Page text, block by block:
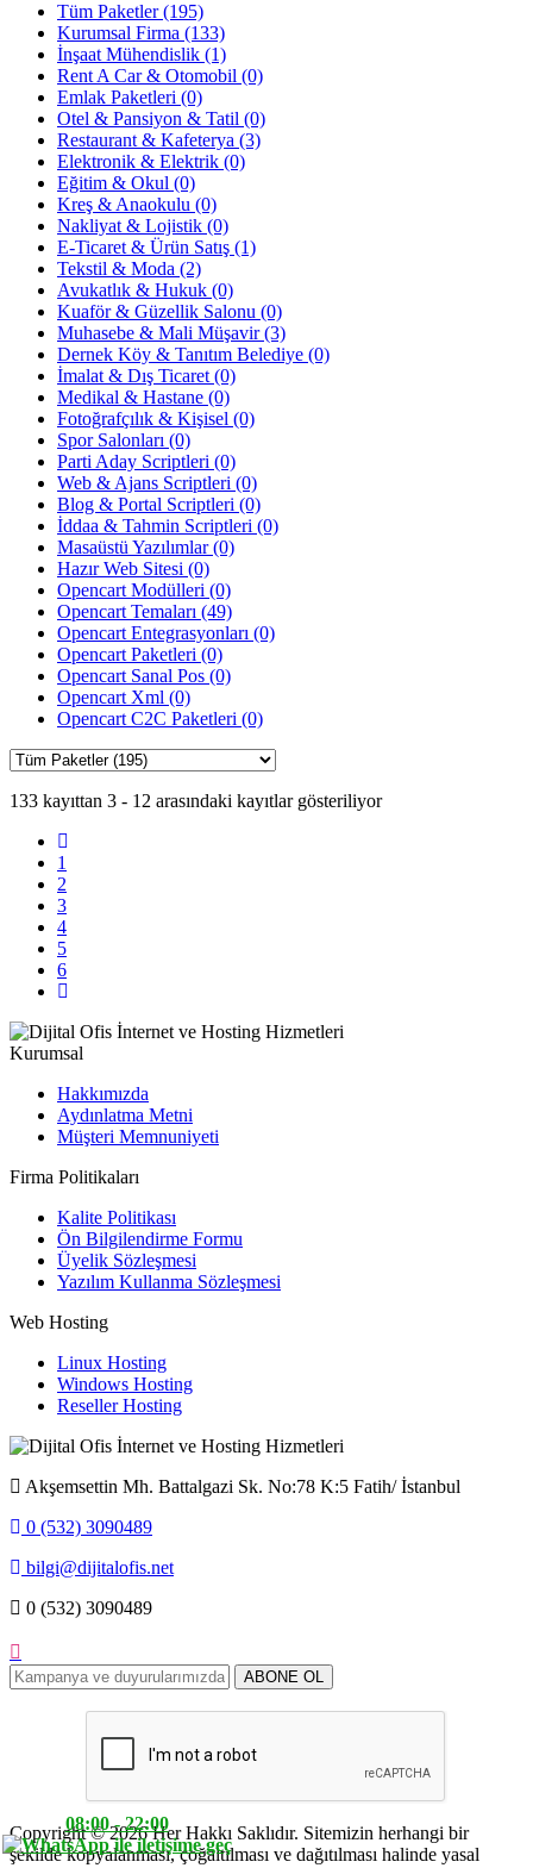
08:00 - 22:00
Tüm Paketler (195)
Kurumsal Firma (133)
İnşaat Mühendislik (1)
Rent A Car & Otomobil (0)
Emlak Paketleri (0)
Otel & Pansiyon & Tatil (0)
Restaurant & Kafeterya (3)
Elektronik & Elektrik (0)
Eğitim & Okul (0)
Kreş & Anaokulu (0)
Nakliyat & Lojistik (0)
E-Ticaret & Ürün Satış (1)
Tekstil & Moda (2)
Avukatlık & Hukuk (0)
Kuaför & Güzellik Salonu (0)
Muhasebe & Mali Müşavir (3)
Dernek Köy & Tanıtım Belediye (0)
İmalat & Dış Ticaret (0)
Medikal & Hastane (0)
Fotoğrafçılık & Kişisel (0)
Spor Salonları (0)
Parti Aday Scriptleri (0)
Web & Ajans Scriptleri (0)
Blog & Portal Scriptleri (0)
İddaa & Tahmin Scriptleri (0)
Masaüstü Yazılımlar (0)
Hazır Web Sitesi (0)
Opencart Modülleri (0)
Opencart Temaları (49)
Opencart Entegrasyonları (0)
Opencart Paketleri (0)
Opencart Sanal Pos (0)
Opencart Xml (0)
Opencart C2C Paketleri (0)
133 kayıttan 3 - 12 arasındaki kayıtlar gösteriliyor
1
2
3
4
5
6
Kurumsal
Hakkımızda
Aydınlatma Metni
Müşteri Memnuniyeti
Firma Politikaları
Kalite Politikası
Ön Bilgilendirme Formu
Üyelik Sözleşmesi
Yazılım Kullanma Sözleşmesi
Web Hosting
Linux Hosting
Windows Hosting
Reseller Hosting
Akşemsettin Mh. Battalgazi Sk. No:78 K:5 Fatih/ İstanbul
0 (532) 3090489
bilgi@dijitalofis.net
0 (532) 3090489
Copyright © 2026 Her Hakkı Saklıdır. Sitemizin herhangi bir
şekilde kopyalanması, çoğaltılması ve dağıtılması halinde yasal